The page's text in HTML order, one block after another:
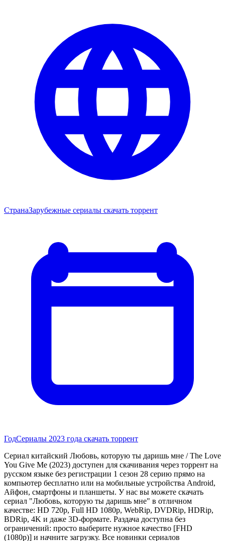
СтранаЗарубежные сериалы скачать торрент
ГодСериалы 2023 года скачать торрент
Сериал китайский Любовь, которую ты даришь мне / The Love
You Give Me (2023) доступен для скачивания через торрент на
русском языке без регистрации 1 сезон 28 серию прямо на
компьютер бесплатно или на мобильные устройства Android,
Айфон, смартфоны и планшеты. У нас вы можете скачать
сериал "Любовь, которую ты даришь мне" в отличном
качестве: HD 720p, Full HD 1080p, WebRip, DVDRip, HDRip,
BDRip, 4K и даже 3D-формате. Раздача доступна без
ограничений: просто выберите нужное качество [FHD
(1080p)] и начните загрузку. Все новинки сериалов